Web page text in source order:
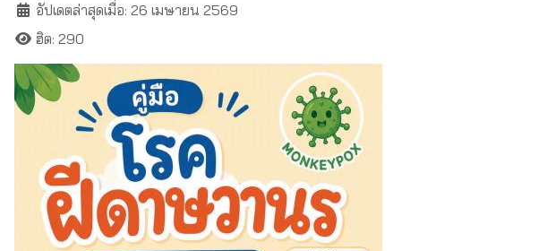
อัปเดตล่าสุดเมื่อ: 26 เมษายน 2569
ฮิต: 290